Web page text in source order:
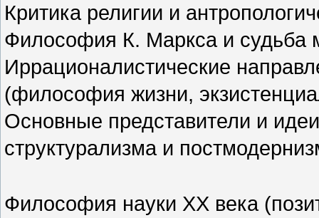
Критика религии и
Философия К. Маркса и судьба
Иррационалистические
(философия жизни,
Основные представители и
структурализма и
Философия науки XX века